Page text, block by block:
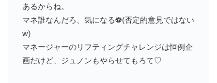
あるからね。
マネ誰なんだろ、気になる⚽️(否定的意見ではない
w)
マネージャーのリフティングチャレンジは恒例企
画だけど、ジュノンもやらせてもろて♡